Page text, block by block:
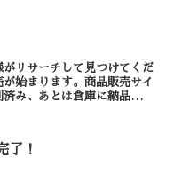
リサーチして見つけてくだ
始まります。商品販売サイ
み、あとは倉庫に納品を待
了！